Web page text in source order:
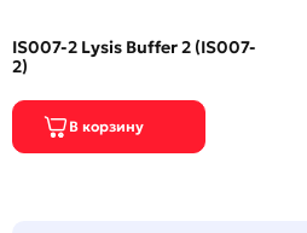
IS007-2 Lysis Buffer 2 (IS007-
2)